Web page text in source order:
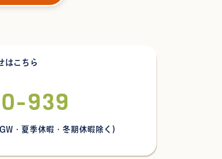
はこちら
939
・夏季休暇・冬期休暇除く)